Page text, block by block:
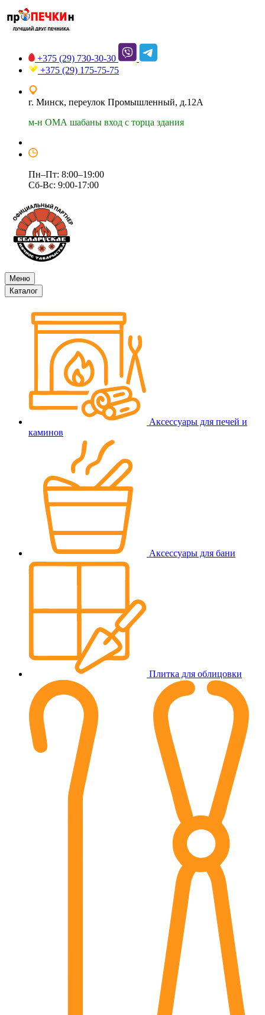
+375 (29) 730-30-30
+375 (29) 175-75-75
г. Минск, переулок Промышленный, д.12А
м-н ОМА шабаны вход с торца здания
Пн–Пт: 8:00–19:00
Сб-Вс: 9:00-17:00
Меню
Каталог
Аксессуары для печей и
каминов
Аксессуары для бани
Плитка для облицовки